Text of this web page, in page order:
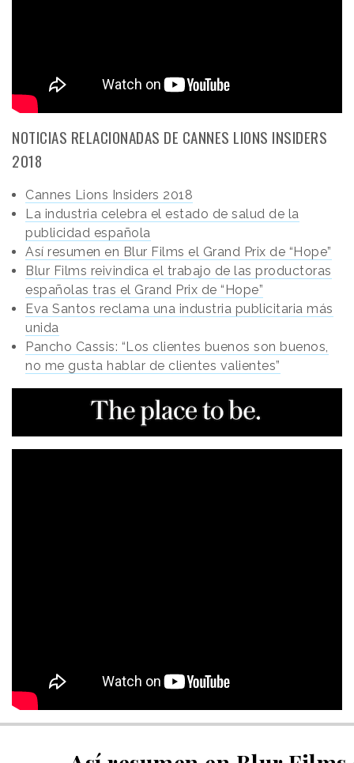
NOTICIAS RELACIONADAS DE CANNES LIONS INSIDERS
2018
Cannes Lions Insiders 2018
La industria celebra el estado de salud de la
publicidad española
Así resumen en Blur Films el Grand Prix de “Hope”
Blur Films reivindica el trabajo de las productoras
españolas tras el Grand Prix de “Hope”
Eva Santos reclama una industria publicitaria más
unida
Pancho Cassis: “Los clientes buenos son buenos,
no me gusta hablar de clientes valientes”